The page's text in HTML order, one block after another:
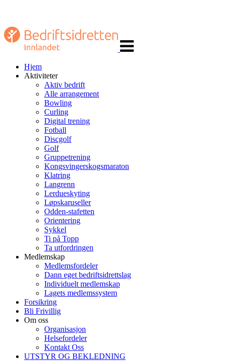
navigasjon
Hjem
Aktiviteter
Aktiv bedrift
Alle arrangement
Bowling
Curling
Digital trening
Fotball
Discgolf
Golf
Gruppetrening
Kongsvingerskogsmaraton
Klatring
Langrenn
Lerdueskyting
Løpskaruseller
Odden-stafetten
Orientering
Sykkel
Ti på Topp
Ta utfordringen
Medlemskap
Medlemsfordeler
Dann eget bedriftsidrettslag
Individuelt medlemskap
Lagets medlemssystem
Forsikring
Bli Frivillig
Om oss
Organisasjon
Helsefordeler
Kontakt Oss
UTSTYR OG BEKLEDNING